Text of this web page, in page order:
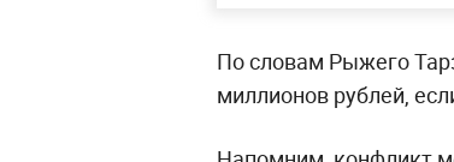
По словам Рыжего
миллионов рублей,